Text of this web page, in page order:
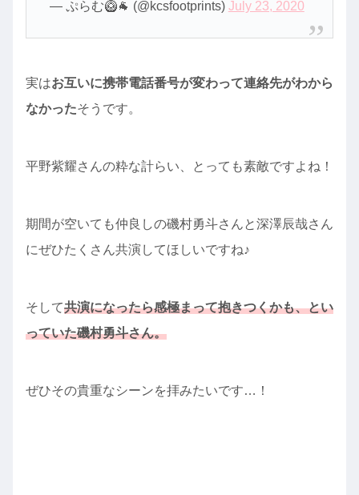
— ぷらむ🥝🐐 (@kcsfootprints) July 23, 2020
実はお互いに携帯電話番号が変わって連絡先がわから
なかったそうです。
平野紫耀さんの粋な計らい、とっても素敵ですよね！
期間が空いても仲良しの磯村勇斗さんと深澤辰哉さん
にぜひたくさん共演してほしいですね♪
そして共演になったら感極まって抱きつくかも、とい
っていた磯村勇斗さん。
ぜひその貴重なシーンを拝みたいです…！